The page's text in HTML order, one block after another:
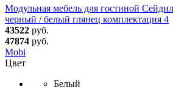
Модульная мебель для гостиной
черный / белый глянец комплектация 4
43522 руб.
47874 руб.
Mobi
Цвет
Белый